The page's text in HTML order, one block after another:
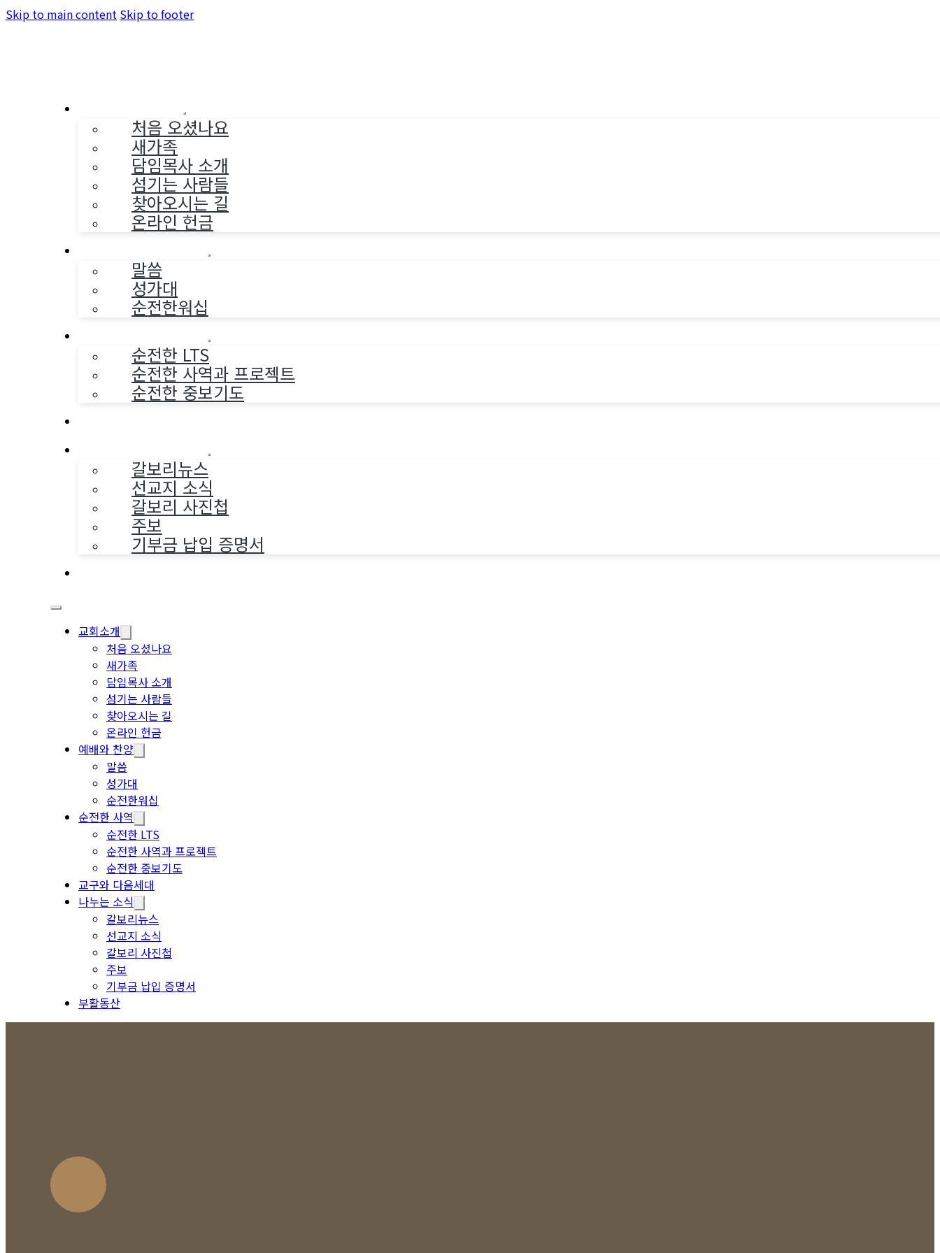
Skip to main content Skip to footer
처음 오셨나요
새가족
담임목사 소개
섬기는 사람들
찾아오시는 길
온라인 헌금
말씀
성가대
순전한워십
순전한 LTS
순전한 사역과 프로젝트
순전한 중보기도
갈보리뉴스
선교지 소식
갈보리 사진첩
주보
기부금 납입 증명서
교회소개
처음 오셨나요
새가족
담임목사 소개
섬기는 사람들
찾아오시는 길
온라인 헌금
예배와 찬양
말씀
성가대
순전한워십
순전한 사역
순전한 LTS
순전한 사역과 프로젝트
순전한 중보기도
교구와 다음세대
나누는 소식
갈보리뉴스
선교지 소식
갈보리 사진첩
주보
기부금 납입 증명서
부활동산